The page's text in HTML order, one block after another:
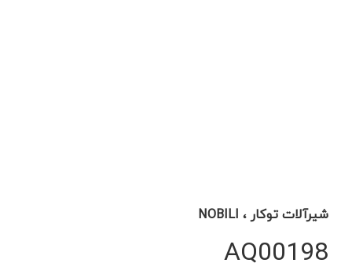
شیرآلات توکار ، NOBILI
AQ00198